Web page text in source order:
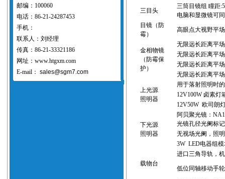
邮编：100060
电话：86-21-24287453
手机：
联系人：刘经理
传真：86-21-33321186
网址：www.htgxm.com
E-mail： sales@sgm7.com
三目头
三筒目镜组 瞳距
电脑和显微镜可
目镜 （防
霉）
高眼点大视野平
金相物镜
（防霉保
护）
无限远长距离平场
无限远长距离平场
无限远长距离平场
无限远长距离平场
上光源
照明器
用于落射照明时
12V100W 卤素灯
12V50W欧司朗
下光源
照明器
阿贝聚光镜：
光镜孔径光阑标
无视场光阑，照
3W LED电器组
载物台
进口三角导轨 ，
低位同轴移动手